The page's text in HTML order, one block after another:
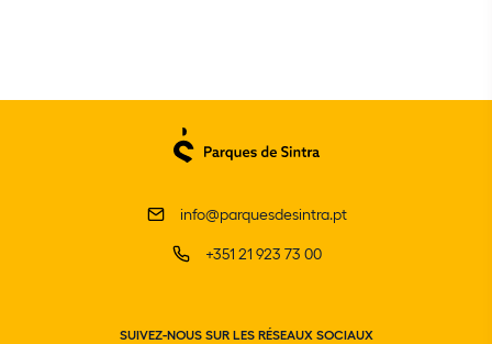
info@parquesdesintra.pt
+351 21 923 73 00
SUIVEZ-NOUS SUR LES RÉSEAUX SOCIAUX